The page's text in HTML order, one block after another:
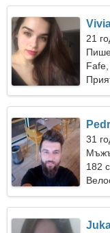
21
31
182